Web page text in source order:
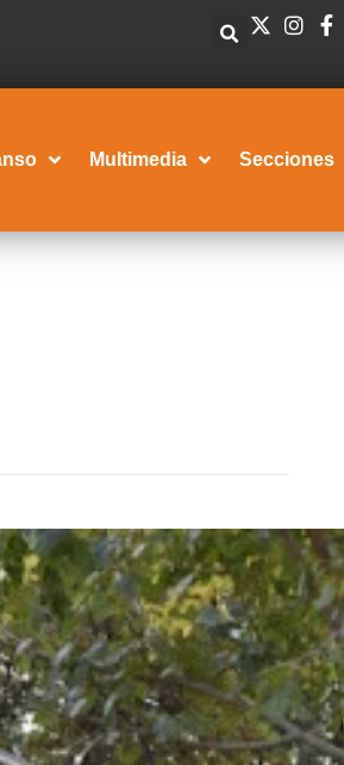
Multimedia Secciones